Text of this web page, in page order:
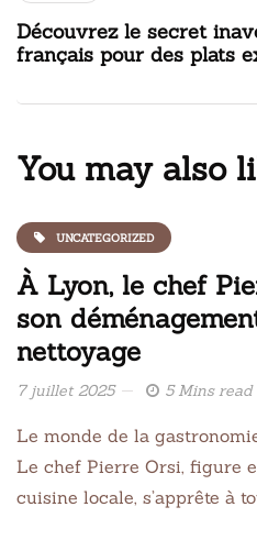
Découvrez le secret
français pour des plats
You may also
UNCATEGORIZED
À Lyon, le chef
son
nettoyage
7 juillet 2025 5 Mins read
Le monde de la
Le chef Pierre Orsi, figure
cuisine locale, s’apprête à